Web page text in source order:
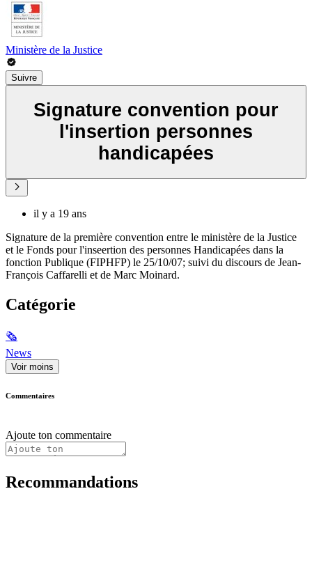
Ministère de la Justice
Suivre
Signature convention pour
l'insertion personnes
handicapées
il y a 19 ans
Signature de la première convention entre le ministère de la Justice
et le Fonds pour l'inseertion des personnes Handicapées dans la
fonction Publique (FIPHFP) le 25/10/07; suivi du discours de Jean-
François Caffarelli et de Marc Moinard.
Catégorie
🗞
News
Voir moins
Commentaires
Ajoute ton commentaire
Recommandations